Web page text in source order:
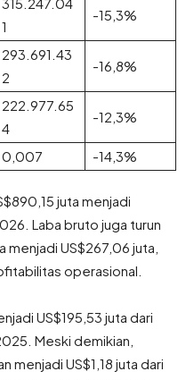
1
-15,3%
293.691.43
2
-16,8%
222.977.65
4
-12,3%
0,007 -14,3%
juta menjadi
Laba bruto juga turun
menjadi US$267,06 juta,
operasional.
US$195,53 juta dari
Meski demikian,
menjadi US$1,18 juta dari